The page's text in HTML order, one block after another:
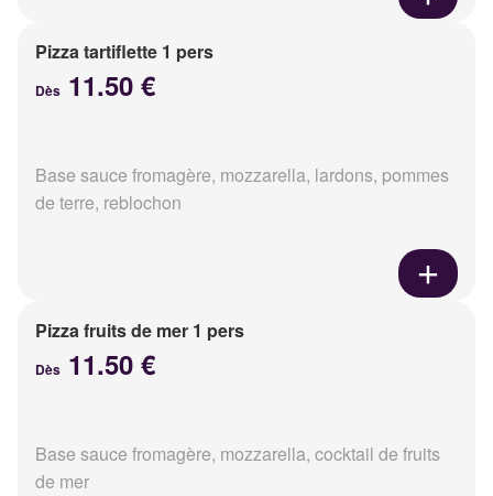
Pizza tartiflette 1 pers
Dès 11.50 €
Base sauce fromagère, mozzarella, lardons, pommes
de terre, reblochon
Pizza fruits de mer 1 pers
Dès 11.50 €
Base sauce fromagère, mozzarella, cocktail de fruits
de mer